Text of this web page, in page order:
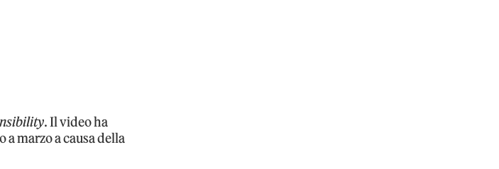
. Il video ha
a marzo a causa della